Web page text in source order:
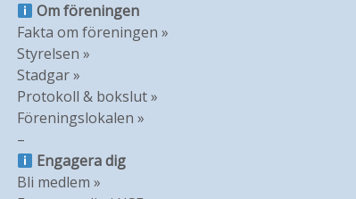
Om föreningen
Fakta om föreningen »
Styrelsen »
Stadgar »
Protokoll & bokslut »
Föreningslokalen »
–
Engagera dig
Bli medlem »